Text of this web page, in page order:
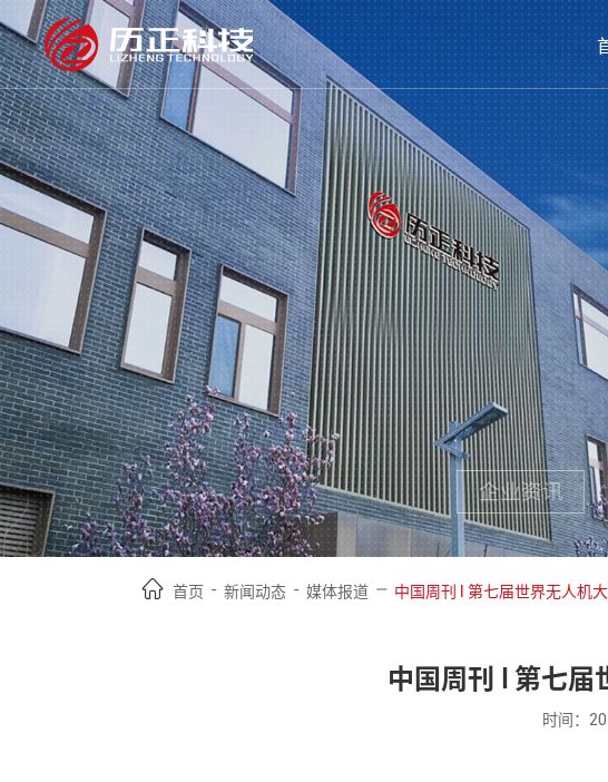
企业资讯
首页 - 新闻动态 - 媒体报道 — 中国周刊 l 第七届世界无人机
中国周刊 l 第七届
时间：